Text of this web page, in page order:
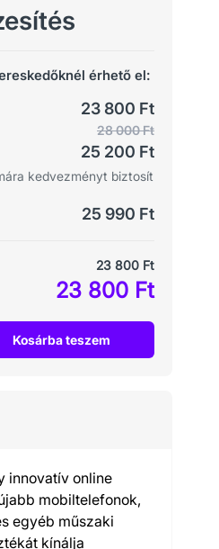
érhető el:
23 800 Ft
28 000 Ft
25 200 Ft
kedvezményt biztosít
25 990 Ft
23 800 Ft
23 800 Ft
Kosárba teszem
innovatív online
mobiltelefonok,
egyéb műszaki
kínálja